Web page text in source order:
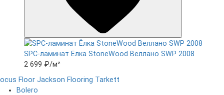
SPC-ламинат Ëлка StoneWood Веллано SWP 2008
2 699 ₽/м²
Floor Jackson Flooring Tarkett
Bolero